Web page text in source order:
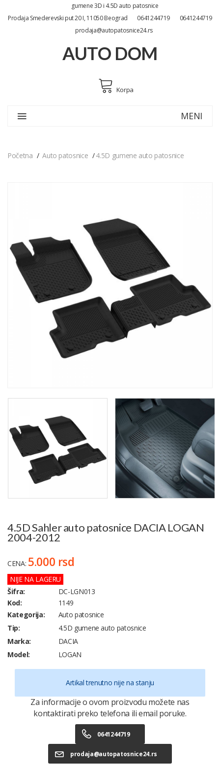
gumene 3D i 4.5D auto patosnice
Prodaja Smederevski put 20 I, 11050 Beograd
0641244719
0641244719
prodaja@autopatosnice24.rs
AUTO DOM
Korpa
MENI
Početna Auto patosnice 4.5D gumene auto patosnice
4.5D Sahler auto patosnice DACIA LOGAN
2004-2012
CENA: 5.000 rsd
NIJE NA LAGERU
Šifra:
DC-LGN013
Kod:
1149
Kategorija:
Auto patosnice
Tip:
4.5D gumene auto patosnice
Marka:
DACIA
Model:
LOGAN
Artikal trenutno nije na stanju
Za informacije o ovom proizvodu možete nas
kontaktirati preko telefona ili email poruke.
0641244719
prodaja@autopatosnice24.rs